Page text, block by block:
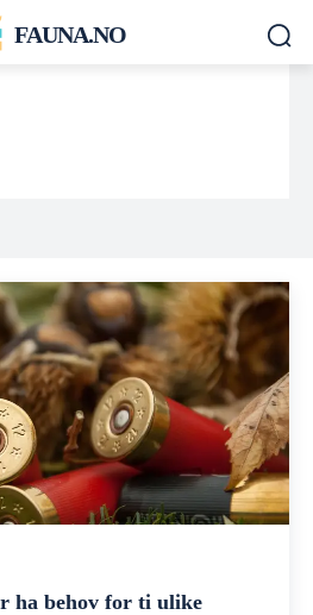
FAUNA.NO
ha behov for ti ulike